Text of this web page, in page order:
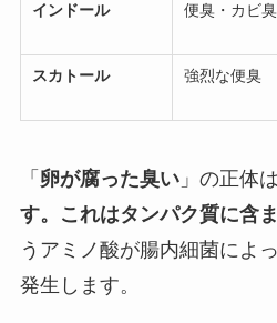
インドール 便臭・カビ臭
スカトール 強烈な便臭
「 卵が腐った臭い」の正体は
す。これはタンパク質に含
うアミノ酸が腸内細菌によ
発生します。